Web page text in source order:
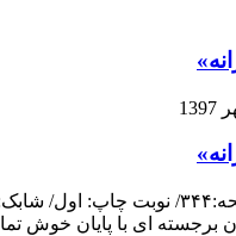
برجسته ای با پایان